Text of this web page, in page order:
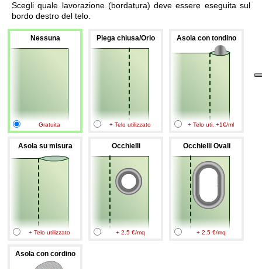
Scegli quale lavorazione (bordatura) deve essere eseguita sul
bordo destro del telo.
Nessuna
Gratuita
Piega chiusa/Orlo
+ Telo utilizzato
Asola con tondino
+ Telo uti. +1€/ml
Asola su misura
+ Telo utilizzato
Occhielli
+ 2.5 €/mq
Occhielli Ovali
+ 2.5 €/mq
Asola con cordino